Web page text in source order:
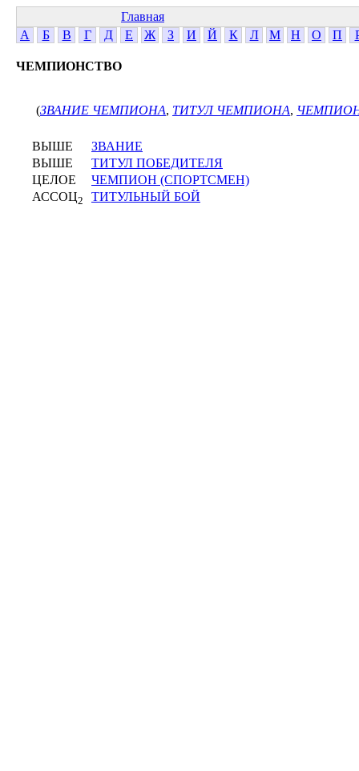
Главная
А
Б В Г Д Е Ж З И Й К Л М Н О П
ЧЕМПИОНСТВО
(ЗВАНИЕ ЧЕМПИОНА, ТИТУЛ ЧЕМПИОНА,
ВЫШЕ
ЗВАНИЕ
ВЫШЕ
ТИТУЛ ПОБЕДИТЕЛЯ
ЦЕЛОЕ
ЧЕМПИОН (СПОРТСМЕН)
АССОЦ2 ТИТУЛЬНЫЙ БОЙ